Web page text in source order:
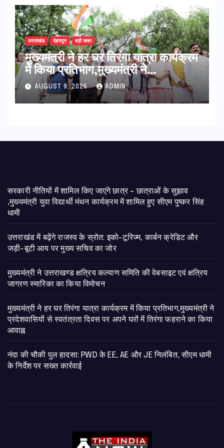
उत्तराखंड देहरादून बड़ी खबर
मुख्यमंत्री ने हर घर तिरंगा यात्रा कार्यक्रम
में किया प्रतिभाग,मुख्यमंत्री ने
प्रदेशवासियों से स्वतंत्रता दिवस पर अपने
घरों में तिरंगा फहराने का किया आवाह्न
AUGUST 9, 2026 ADMIN
सरकारी नीतियों में शामिल किए जाएंगे छात्र – छात्राओं के सुझाव
,मुख्यमंत्री युवा विद्यार्थी मंथन कार्यक्रम में शामिल हुए सीएम पुष्कर सिंह
धामी
उत्तराखंड में बढ़ेंगे राजस्व के स्रोत: इको-टूरिज्म, कार्बन क्रेडिट और
जड़ी-बूटी आय पर मुख्य सचिव का जोर
मुख्यमंत्री ने उत्तराखण्ड क्षत्रिय कल्याण समिति की वेबसाइट एवं क्षत्रिय
जागरण स्मारिका का किया विमोचन
मुख्यमंत्री ने हर घर तिरंगा यात्रा कार्यक्रम में किया प्रतिभाग,मुख्यमंत्री ने
प्रदेशवासियों से स्वतंत्रता दिवस पर अपने घरों में तिरंगा फहराने का किया
आवाह्न
नंदा की चौकी पुल हादसा: PWD के EE, AE और JE निलंबित, सीएम धामी
के निर्देश पर सख्त कार्रवाई